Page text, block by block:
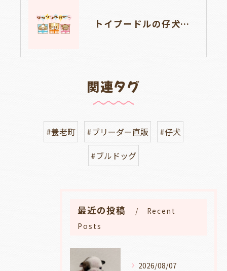
トイプードルの仔犬のお目目があいたよ👀🐶岐阜県養老町のブリーダーワンダフルパピーです。
関連タグ
#養老町 #ブリーダー直販
#仔犬
#ブルドッグ
最近の投稿
Recent
Posts
2026/08/07